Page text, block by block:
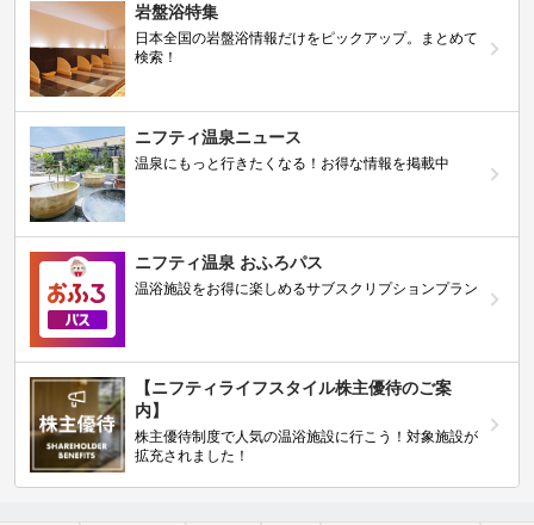
岩盤浴特集
日本全国の岩盤浴情報だけをピックアップ。まとめて
検索！
ニフティ温泉ニュース
温泉にもっと行きたくなる！お得な情報を掲載中
ニフティ温泉 おふろパス
温浴施設をお得に楽しめるサブスクリプションプラン
【ニフティライフスタイル株主優待のご案
内】
株主優待制度で人気の温浴施設に行こう！対象施設が
拡充されました！